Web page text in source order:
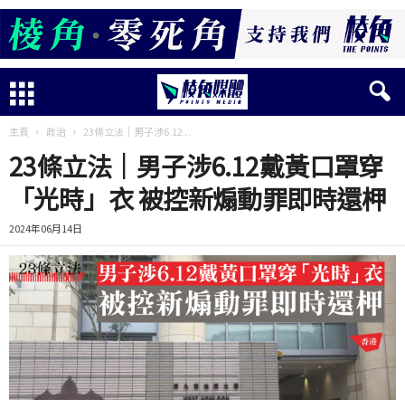
主頁 政治 23條立法｜男子涉6.12...
23條立法｜男子涉6.12戴黃口罩穿
「光時」衣 被控新煽動罪即時還柙
2024年06月14日